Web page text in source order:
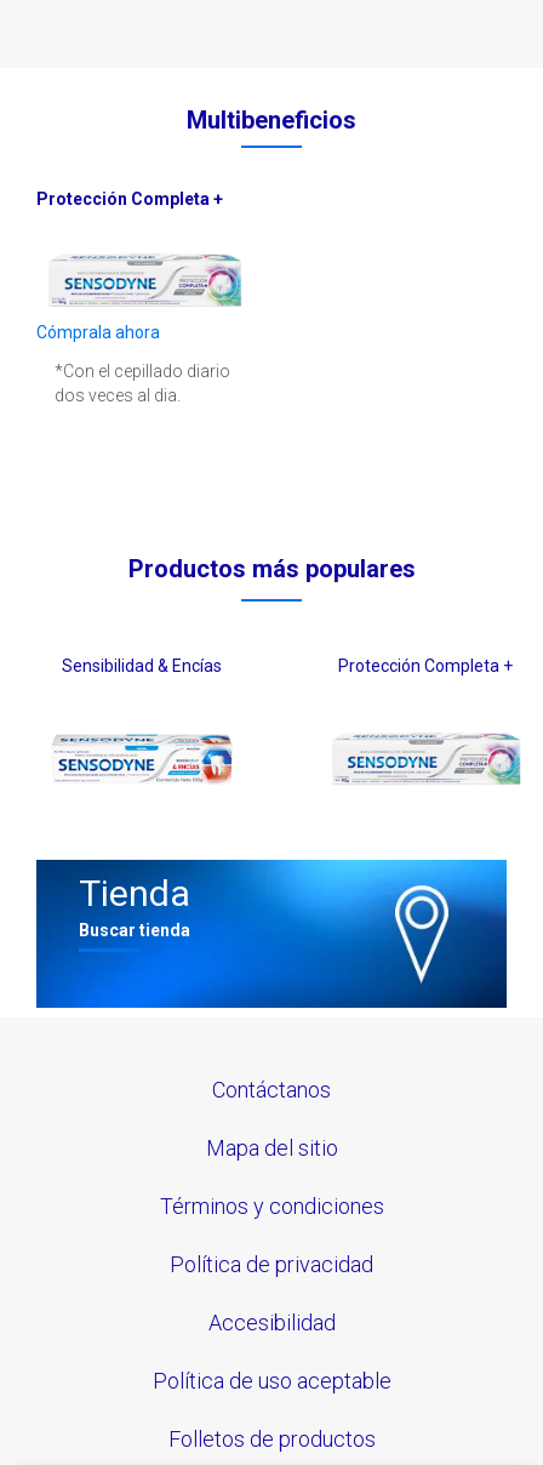
Multibeneficios
Protección Completa +
Cómprala ahora
*Con el cepillado diario
dos veces al dia.
Productos más populares
Sensibilidad & Encías Protección Completa +
Tienda
Buscar tienda
Contáctanos
Mapa del sitio
Términos y condiciones
Política de privacidad
Accesibilidad
Política de uso aceptable
Folletos de productos